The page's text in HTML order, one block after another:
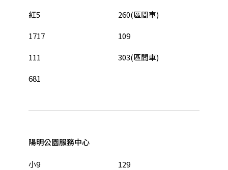
紅5
260(區間車)
1717
109
111
303(區間車)
681
陽明公園服務中心
小9
129